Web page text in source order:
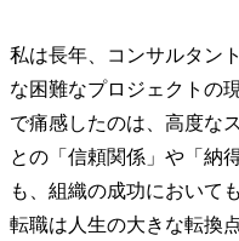
私は長年、コンサルタン
な困難なプロジェクトの
で痛感したのは、高度な
との「信頼関係」や「納
も、組織の成功において
転職は人生の大きな転換